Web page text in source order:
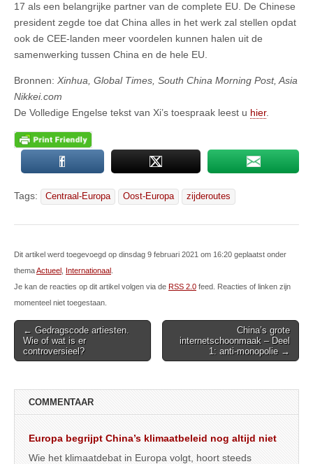
17 als een belangrijke partner van de complete EU. De Chinese
president zegde toe dat China alles in het werk zal stellen opdat
ook de CEE-landen meer voordelen kunnen halen uit de
samenwerking tussen China en de hele EU.
Bronnen: Xinhua, Global Times, South China Morning Post, Asia
Nikkei.com
De Volledige Engelse tekst van Xi’s toespraak leest u hier.
Tags: Centraal-Europa Oost-Europa zijderoutes
Dit artikel werd toegevoegd op dinsdag 9 februari 2021 om 16:20 geplaatst onder
themaActueel Internationaal
Je kan de reacties op dit artikel volgen via de RSS 2.0 feed. Reacties of linken zijn
momenteel niet toegestaan.
Post
navigation
← Gedragscode artiesten.
Wie of wat is er
controversieel?
China’s grote
internetschoonmaak – Deel
1: anti-monopolie →
COMMENTAAR
Europa begrijpt China’s klimaatbeleid nog altijd niet
Wie het klimaatdebat in Europa volgt, hoort steeds